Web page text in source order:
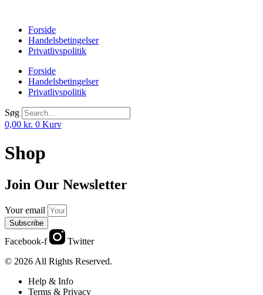
indholdForside
Handelsbetingelser
Privatlivspolitik
Forside
Handelsbetingelser
Privatlivspolitik
Søg
0,00 kr. 0 Kurv
Shop
Join Our Newsletter
Your email
Subscribe
Facebook-f
Twitter
© 2026 All Rights Reserved.
Help & Info
Terms & Privacy